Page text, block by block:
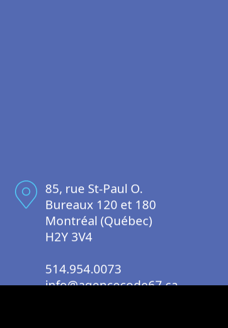
85, rue St-Paul O.
Bureaux 120 et 180
Montréal (Québec)
H2Y 3V4
514.954.0073
info@agencecode67.ca